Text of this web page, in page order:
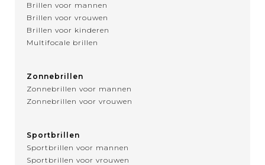
Brillen voor mannen
Brillen voor vrouwen
Brillen voor kinderen
Multifocale brillen
Zonnebrillen
Zonnebrillen voor mannen
Zonnebrillen voor vrouwen
Sportbrillen
Sportbrillen voor mannen
Sportbrillen voor vrouwen